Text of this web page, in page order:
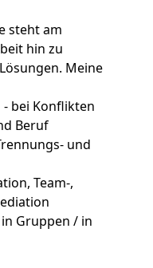
steht am
hin zu
Meine
- bei Konflikten
Beruf
und
Team-,
Gruppen / in